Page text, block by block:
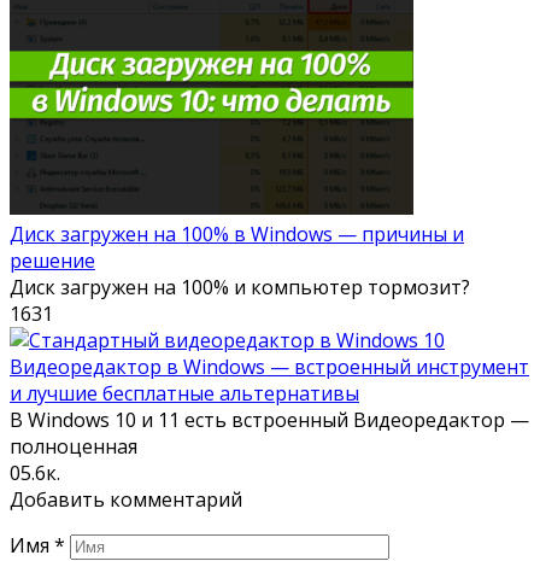
Диск загружен на 100% в Windows — причины и
решение
Диск загружен на 100% и компьютер тормозит?
1631
Видеоредактор в Windows — встроенный инструмент
и лучшие бесплатные альтернативы
В Windows 10 и 11 есть встроенный Видеоредактор —
полноценная
05.6к.
Добавить комментарий
Имя *